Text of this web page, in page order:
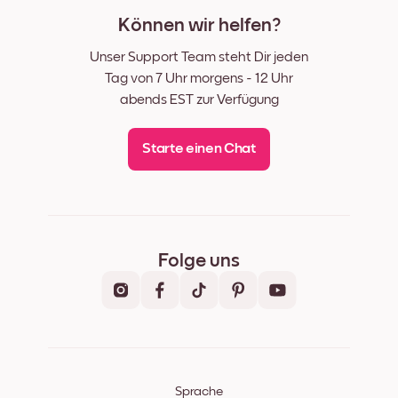
Können wir helfen?
Unser Support Team steht Dir jeden
Tag von 7 Uhr morgens - 12 Uhr
abends EST zur Verfügung
Starte einen Chat
Folge uns
Sprache